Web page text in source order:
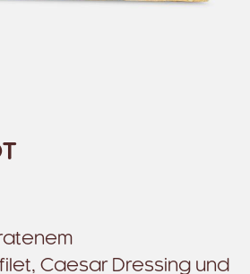
Caesar Dressing und